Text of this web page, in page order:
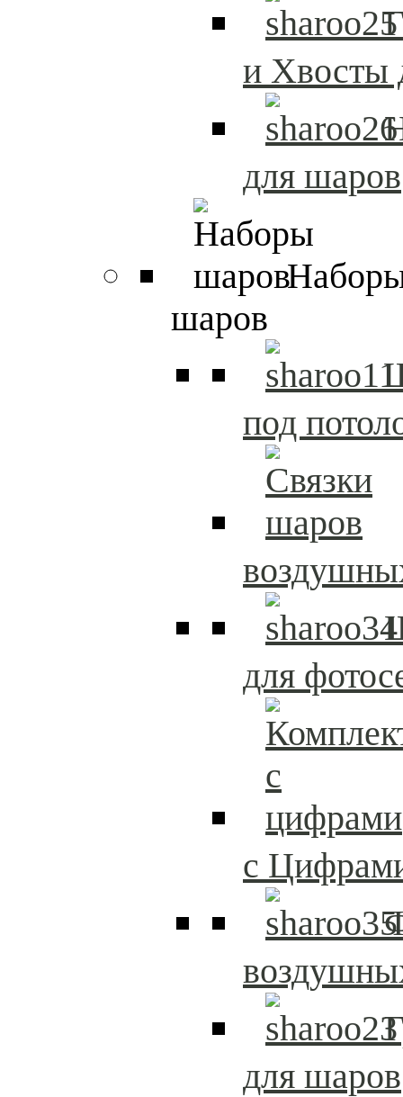
и Хвосты
для шаров
шаров
под
для
с
для шаров